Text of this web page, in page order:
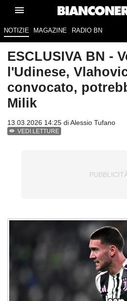
NOTIZIE MAGAZINE RADIO BN
ESCLUSIVA BN -
l'Udinese,
convocato,
Milik
13.03.2026 14:25 diAlessio Tufano
VEDI LETTURE